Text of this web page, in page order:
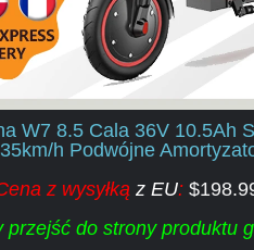
W7 8.5 Cala 36V 10.5Ah
h Podwójne
z wysyłkąz EU:
do strony produktu